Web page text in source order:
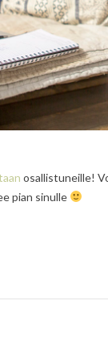
osallistuneille!
pian sinulle